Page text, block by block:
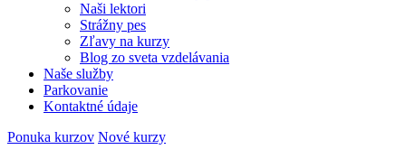
Naši lektori
Strážny pes
Zľavy na kurzy
Blog zo sveta vzdelávania
Naše služby
Parkovanie
Kontaktné údaje
Ponuka kurzov Nové kurzy